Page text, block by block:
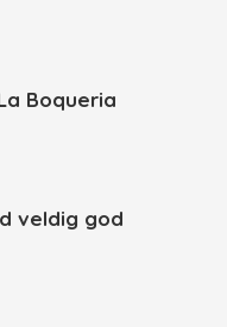
Boqueria
veldig god